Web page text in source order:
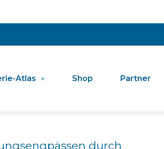
Atlas Shop Partner
durch